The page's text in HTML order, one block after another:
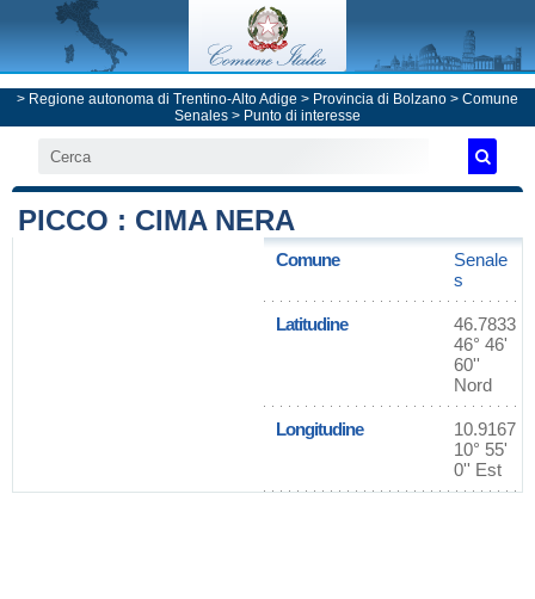
> Regione autonoma di Trentino-Alto Adige > Provincia di Bolzano > Comune
Senales > Punto di interesse
PICCO : CIMA NERA
Comune
Senale
s
Latitudine
46.7833
46° 46'
60''
Nord
Longitudine
10.9167
10° 55'
0'' Est